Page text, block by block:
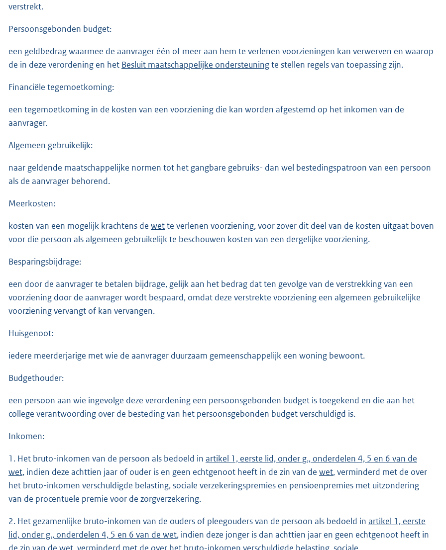
verstrekt.
Persoonsgebonden budget:
een geldbedrag waarmee de aanvrager één of meer aan hem te verlenen voorzieningen kan verwerven en waarop
de in deze verordening en het Besluit maatschappelijke ondersteuningte stellen regels van toepassing zijn.
Financiële tegemoetkoming:
een tegemoetkoming in de kosten van een voorziening die kan worden afgestemd op het inkomen van de
aanvrager.
Algemeen gebruikelijk:
naar geldende maatschappelijke normen tot het gangbare gebruiks- dan wel bestedingspatroon van een persoon
als de aanvrager behorend.
Meerkosten:
kosten van een mogelijk krachtens de wette verlenen voorziening, voor zover dit deel van de kosten uitgaat boven
voor die persoon als algemeen gebruikelijk te beschouwen kosten van een dergelijke voorziening.
Besparingsbijdrage:
een door de aanvrager te betalen bijdrage, gelijk aan het bedrag dat ten gevolge van de verstrekking van een
voorziening door de aanvrager wordt bespaard, omdat deze verstrekte voorziening een algemeen gebruikelijke
voorziening vervangt of kan vervangen.
Huisgenoot:
iedere meerderjarige met wie de aanvrager duurzaam gemeenschappelijk een woning bewoont.
Budgethouder:
een persoon aan wie ingevolge deze verordening een persoonsgebonden budget is toegekend en die aan het
college verantwoording over de besteding van het persoonsgebonden budget verschuldigd is.
Inkomen:
1. Het bruto-inkomen van de persoon als bedoeld in artikel 1, eerste lid, onder g., onderdelen 4, 5 en 6 van de
wet, indien deze achttien jaar of ouder is en geen echtgenoot heeft in de zin van de wet, verminderd met de over
het bruto-inkomen verschuldigde belasting, sociale verzekeringspremies en pensioenpremies met uitzondering
van de procentuele premie voor de zorgverzekering.
2. Het gezamenlijke bruto-inkomen van de ouders of pleegouders van de persoon als bedoeld in artikel 1, eerste
lid, onder g., onderdelen 4, 5 en 6 van de wet, indien deze jonger is dan achttien jaar en geen echtgenoot heeft in